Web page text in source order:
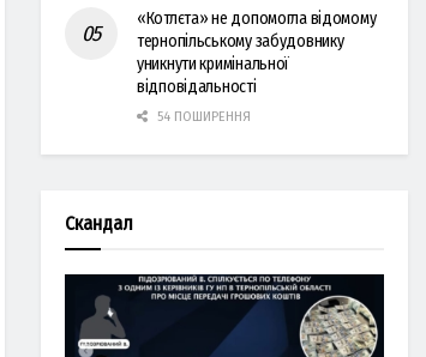
«Котлєта» не допомогла відомому
тернопільському забудовнику
уникнути кримінальної
відповідальності
54 ПОШИРЕННЯ
Скандал